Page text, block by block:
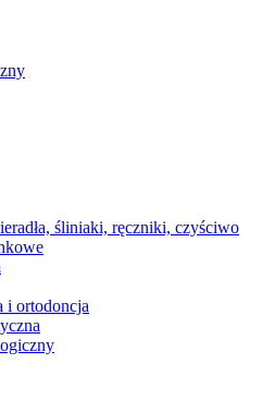
śliniaki, ręczniki, czyściwo
i ortodoncja